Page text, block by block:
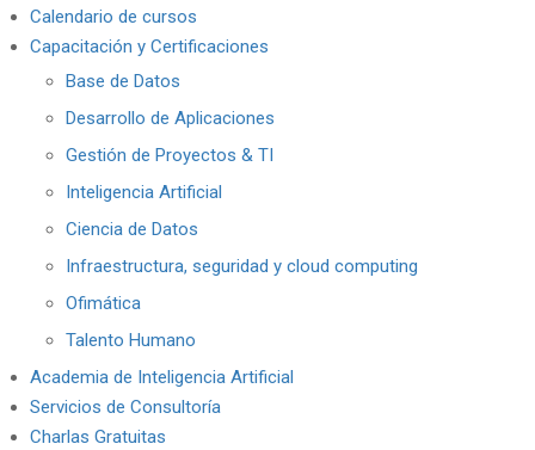
Calendario de cursos
Capacitación y Certificaciones
Base de Datos
Desarrollo de Aplicaciones
Gestión de Proyectos & TI
Inteligencia Artificial
Ciencia de Datos
Infraestructura, seguridad y cloud computing
Ofimática
Talento Humano
Academia de Inteligencia Artificial
Servicios de Consultoría
Charlas Gratuitas